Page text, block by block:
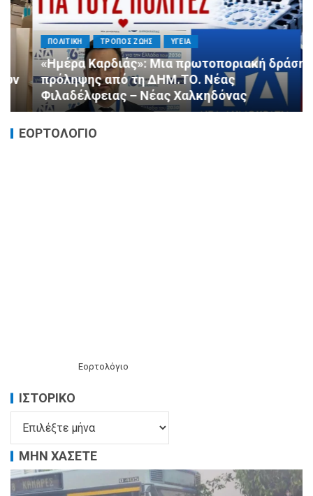
ΠΟΛΙΤΙΚΗ ΤΡΟΠΟΣ ΖΩΗΣ ΥΓΕΙΑ
«Ημέρα Καρδιάς»: Μια πρωτοποριακή δράση
πρόληψης από τη ΔΗΜ.ΤΟ. Νέας
Φιλαδέλφειας – Νέας Χαλκηδόνας
ΕΟΡΤΟΛΟΓΙΟ
Εορτολόγιο
ΙΣΤΟΡΙΚΌ
ΜΗΝ ΧΑΣΕΤΕ